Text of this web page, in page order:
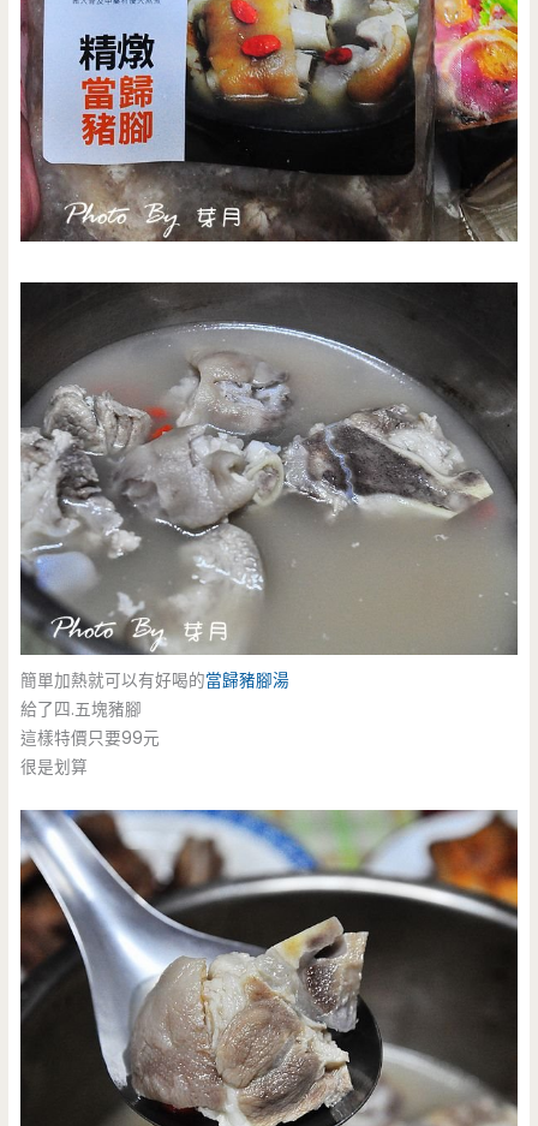
簡單加熱就可以有好喝的當歸豬腳湯
給了四.五塊豬腳
這樣特價只要99元
很是划算